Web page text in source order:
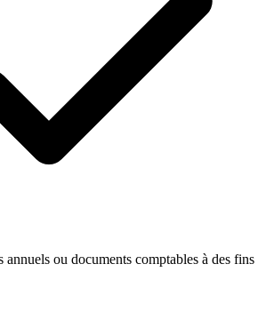
annuels ou documents comptables à des fins